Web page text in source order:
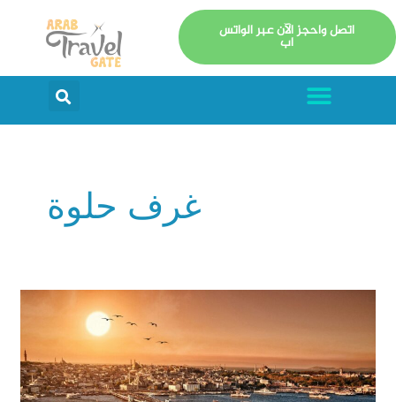
تخطي
إلى
المحتوى
اتصل واحجز الآن عبر الواتس
اب
Menu
غرف حلوة
اسطنبول
مدة